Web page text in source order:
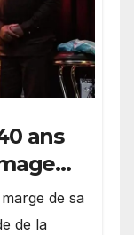
ans
de sa
de la